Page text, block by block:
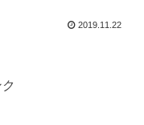
2019.11.22